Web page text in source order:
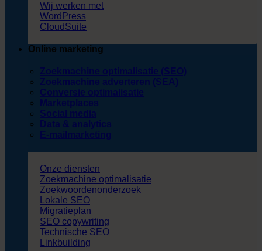
Wij werken met
WordPress
CloudSuite
Online marketing
Zoekmachine optimalisatie (SEO)
Zoekmachine adverteren (SEA)
Conversie optimalisatie
Marketplaces
Social media
Data & analytics
E-mailmarketing
Onze diensten
Zoekmachine optimalisatie
Zoekwoordenonderzoek
Lokale SEO
Migratieplan
SEO copywriting
Technische SEO
Linkbuilding